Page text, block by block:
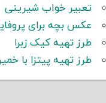
تعبیر خواب شیرینی
عکس بچه برای
طرز تهیه کیک زبرا
طرز تهیه پیتزا با